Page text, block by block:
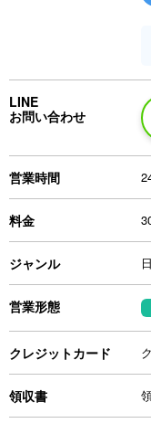
LINE
お問い合わせ
営業時間
料金
ジャンル
営業形態
クレジットカード
領収書